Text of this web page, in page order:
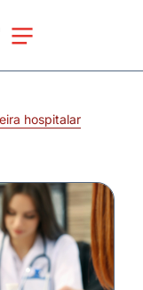
hospitalar